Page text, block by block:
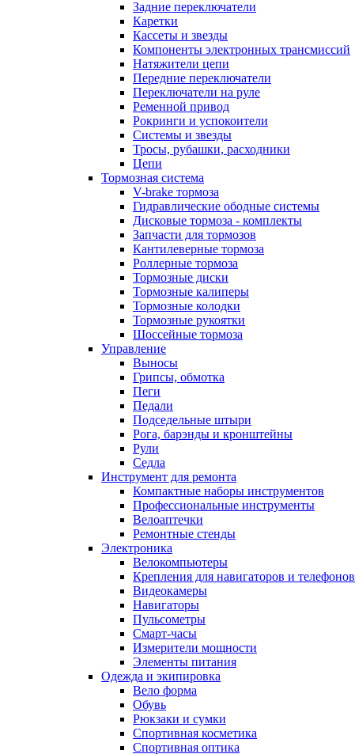
Задние переключатели
Каретки
Кассеты и звезды
Компоненты электронных трансмиссий
Натяжители цепи
Передние переключатели
Переключатели на руле
Ременной привод
Рокринги и успокоители
Системы и звезды
Тросы, рубашки, расходники
Цепи
Тормозная система
V-brake тормоза
Гидравлические ободные системы
Дисковые тормоза - комплекты
Запчасти для тормозов
Кантилеверные тормоза
Роллерные тормоза
Тормозные диски
Тормозные калиперы
Тормозные колодки
Тормозные рукоятки
Шоссейные тормоза
Управление
Выносы
Грипсы, обмотка
Пеги
Педали
Подседельные штыри
Рога, барэнды и кронштейны
Рули
Седла
Инструмент для ремонта
Компактные наборы инструментов
Профессиональные инструменты
Велоаптечки
Ремонтные стенды
Электроника
Велокомпьютеры
Крепления для навигаторов и телефонов
Видеокамеры
Навигаторы
Пульсометры
Смарт-часы
Измерители мощности
Элементы питания
Одежда и экипировка
Вело форма
Обувь
Рюкзаки и сумки
Спортивная косметика
Спортивная оптика